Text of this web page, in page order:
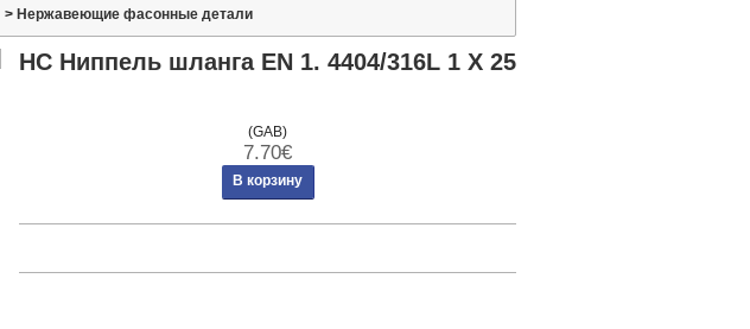
> Нержавеющие фасонные детали
НС Ниппель шланга EN 1. 4404/316L 1 X 25
(GAB)
7.70€